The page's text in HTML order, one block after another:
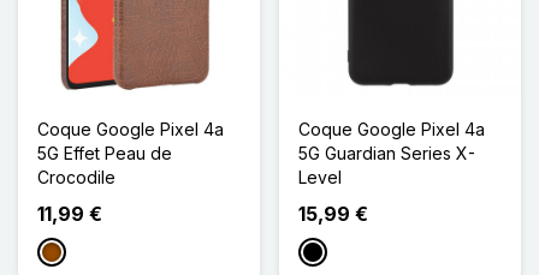
Coque Google Pixel 4a
5G Effet Peau de
Crocodile
11,99 €
Marron
Coque Google Pixel 4a
5G Guardian Series X-
Level
15,99 €
Noir